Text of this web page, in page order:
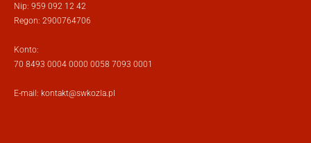
Nip: 959 092 12 42
Regon: 2900764706
Konto:
70 8493 0004 0000 0058 7093 0001
E-mail: kontakt@swkozla.pl